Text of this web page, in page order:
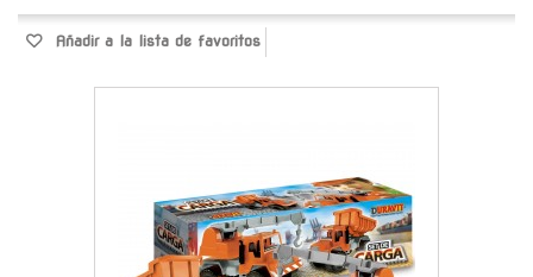
Añadir a la lista de favoritos